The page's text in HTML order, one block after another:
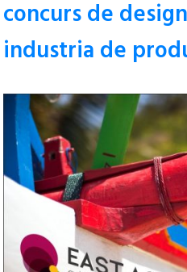
concurs de
industria de